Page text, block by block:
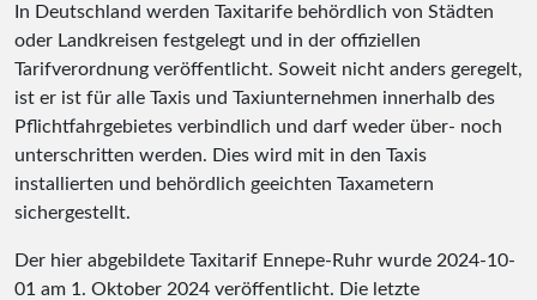
In Deutschland werden Taxitarife behördlich von Städten
oder Landkreisen festgelegt und in der offiziellen
Tarifverordnung veröffentlicht. Soweit nicht anders geregelt,
ist er ist für alle Taxis und Taxiunternehmen innerhalb des
Pflichtfahrgebietes verbindlich und darf weder über- noch
unterschritten werden. Dies wird mit in den Taxis
installierten und behördlich geeichten Taxametern
sichergestellt.
Der hier abgebildete Taxitarif Ennepe-Ruhr wurde 2024-10-
01 am 1. Oktober 2024 veröffentlicht. Die letzte